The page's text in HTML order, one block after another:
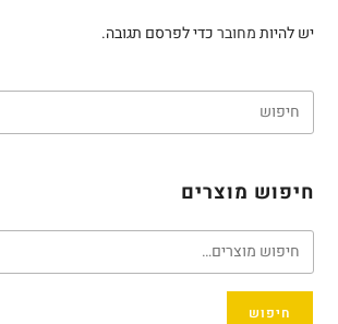
יש להיותמחוברכדי לפרסם תגובה.
חיפוש מוצרים
חיפוש